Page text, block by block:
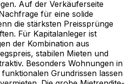
Auf der Verkäuferseite
für eine solide
die stärksten Preissprünge
Für Kapitalanleger ist
der Kombination aus
stabilen Mieten und
Besonders Wohnungen in
Grundrissen lassen